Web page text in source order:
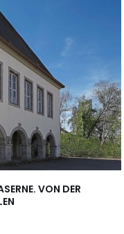
VON DER